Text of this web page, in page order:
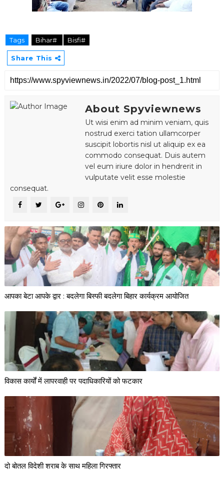
Tags Bihar# Bisfi#
Share This
About Spyviewnews
Ut wisi enim ad minim veniam, quis
nostrud exerci tation ullamcorper
suscipit lobortis nisl ut aliquip ex ea
commodo consequat. Duis autem
vel eum iriure dolor in hendrerit in
vulputate velit esse molestie
consequat.
आपका बेटा आपके द्वार : बदलेगा बिस्फी बदलेगा बिहार कार्यक्रम आयोजित
विकास कार्यों में लापरवाही पर पदाधिकारियों को फटकार
दो बोतल विदेशी शराब के साथ महिला गिरफ्तार